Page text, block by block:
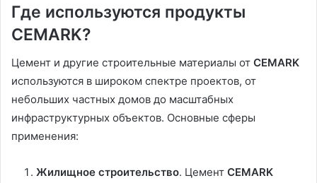
Где используются продукты
CEMARK?
Цемент и другие строительные материалы от CEMARK
используются в широком спектре проектов, от
небольших частных домов до масштабных
инфраструктурных объектов. Основные сферы
применения:
Жилищное строительство. Цемент CEMARK